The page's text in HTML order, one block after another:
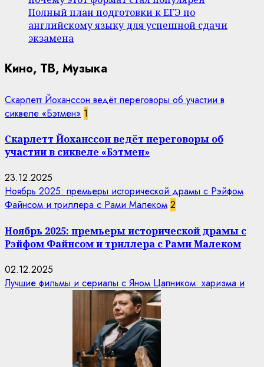
Полный план подготовки к ЕГЭ по
английскому языку для успешной сдачи
экзамена
Кино, ТВ, Музыка
Скарлетт Йоханссон ведёт переговоры об участии в
сиквеле «Бэтмен» 1
Скарлетт Йоханссон ведёт переговоры об
участии в сиквеле «Бэтмен»
23.12.2025
Ноябрь 2025: премьеры исторической драмы с Рэйфом
Файнсом и триллера с Рами Малеком 2
Ноябрь 2025: премьеры исторической драмы с
Рэйфом Файнсом и триллера с Рами Малеком
02.12.2025
Лучшие фильмы и сериалы с Яном Цапником: харизма и